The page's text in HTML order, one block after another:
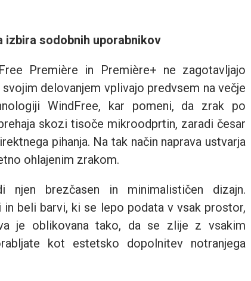
izbira sodobnih uporabnikov
Première in Première+ ne zagotavljajo
delovanjem vplivajo predvsem na večje
WindFree, kar pomeni, da zrak po
skozi tisoče mikroodprtin, zaradi česar
pihanja. Na tak način naprava ustvarja
ohlajenim zrakom.
brezčasen in minimalističen dizajn.
beli barvi, ki se lepo podata v vsak prostor,
je oblikovana tako, da se zlije z vsakim
kot estetsko dopolnitev notranjega